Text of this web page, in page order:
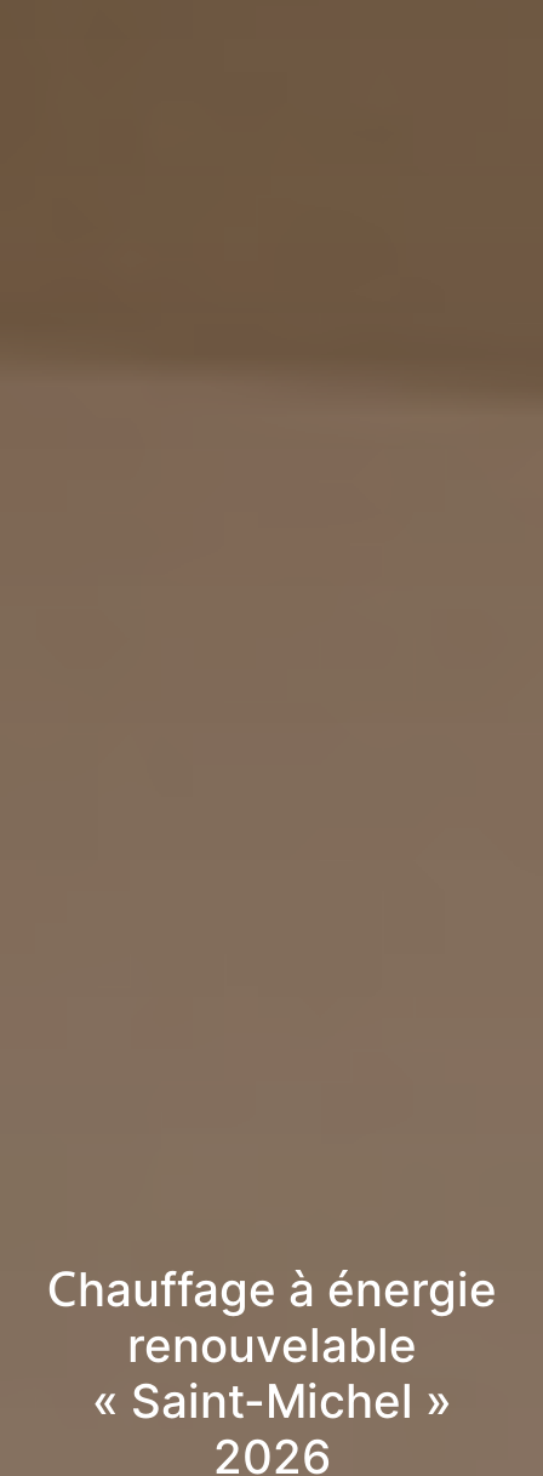
Chauffage à énergie
renouvelable
« Saint-Michel »
2026